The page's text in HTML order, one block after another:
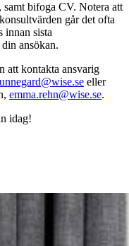
bifoga CV. Notera att
går det ofta
innan sista
ansökan.
att kontakta ansvarig
eller
emma.rehn@wise.se.
idag!